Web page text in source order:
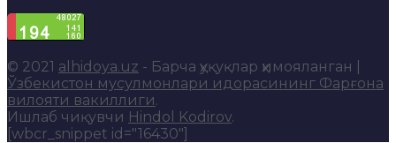
© 2021 alhidoya.uz - Барча ҳуқуқлар ҳимояланган |
Ўзбекистон мусулмонлари идорасининг Фарғона
вилояти вакиллиги.
Ишлаб чиқувчи Hindol Kodirov.
[wbcr_snippet id="16430"]